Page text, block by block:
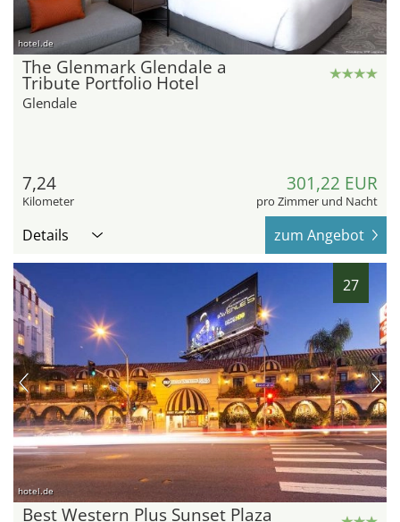
hotel.de
The Glenmark Glendale a
Tribute Portfolio Hotel
Glendale
7,24
Kilometer
301,22 EUR
pro Zimmer und Nacht
Details zum Angebot
27
hotel.de
Best Western Plus Sunset Plaza